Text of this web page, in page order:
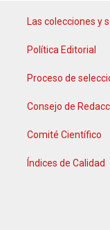
Las colecciones y
Política Editorial
Proceso de
Consejo de
Comité Científico
Índices de Calidad